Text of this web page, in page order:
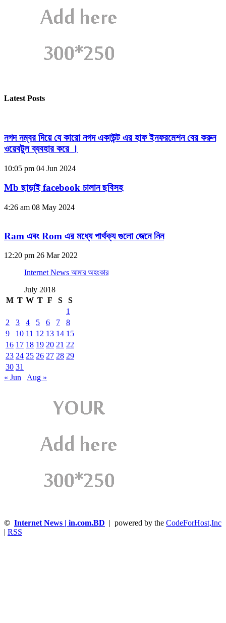
Latest Posts
নগদ নম্বর দিয়ে যে কারো নগদ একাউন্ট এর হাফ ইনফরমেশন বের করুন
ওয়েবটুল ব্যবহার করে ।
10:05 pm 04 Jun 2024
Mb ছাড়াই facebook চালান ছবিসহ
4:26 am 08 May 2024
Ram এবং Rom এর মধ্যে পার্থক্য গুলো জেনে নিন
12:20 pm 26 Mar 2022
Internet News আমার অহংকার
July 2018
M T W T F S
S
1
2
3 4 5 6 7
8
9
10 11 12 13 14 15
16 17 18 19 20 21 22
23 24 25 26 27 28 29
30 31
« Jun
Aug »
© Internet News | in.com.BD | powered by the CodeForHost,Inc
RSS